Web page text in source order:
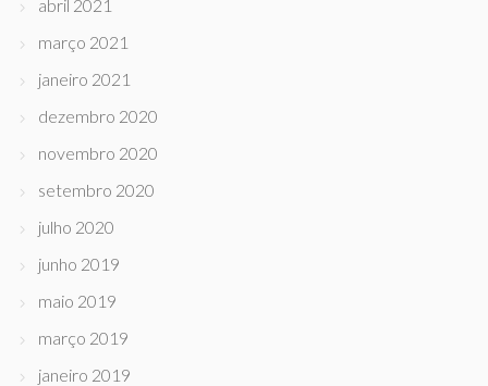
abril 2021
março 2021
janeiro 2021
dezembro 2020
novembro 2020
setembro 2020
julho 2020
junho 2019
maio 2019
março 2019
janeiro 2019